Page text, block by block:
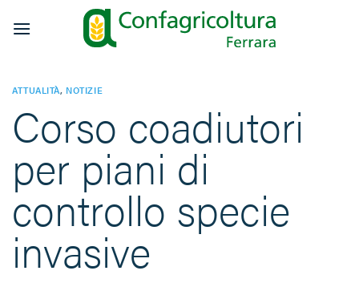
ATTUALITÀ, NOTIZIE
Corso coadiutori
per piani di
controllo specie
invasive